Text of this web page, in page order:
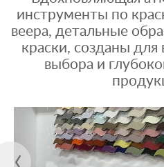
инструменты по
веера, детальные
краски, созданы для
выбора и